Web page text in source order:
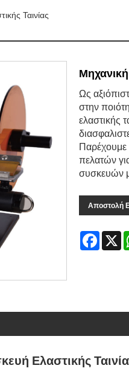
Ταινίας
Ως
στην
ελαστικής
Παρέχουμε
πελατών
συσκευών
Αποστολή
X
Ελαστικής